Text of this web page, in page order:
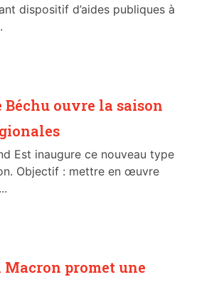
dispositif d’aides publiques à
Béchu ouvre la saison
Est inaugure ce nouveau type
Objectif : mettre en œuvre
Macron promet une